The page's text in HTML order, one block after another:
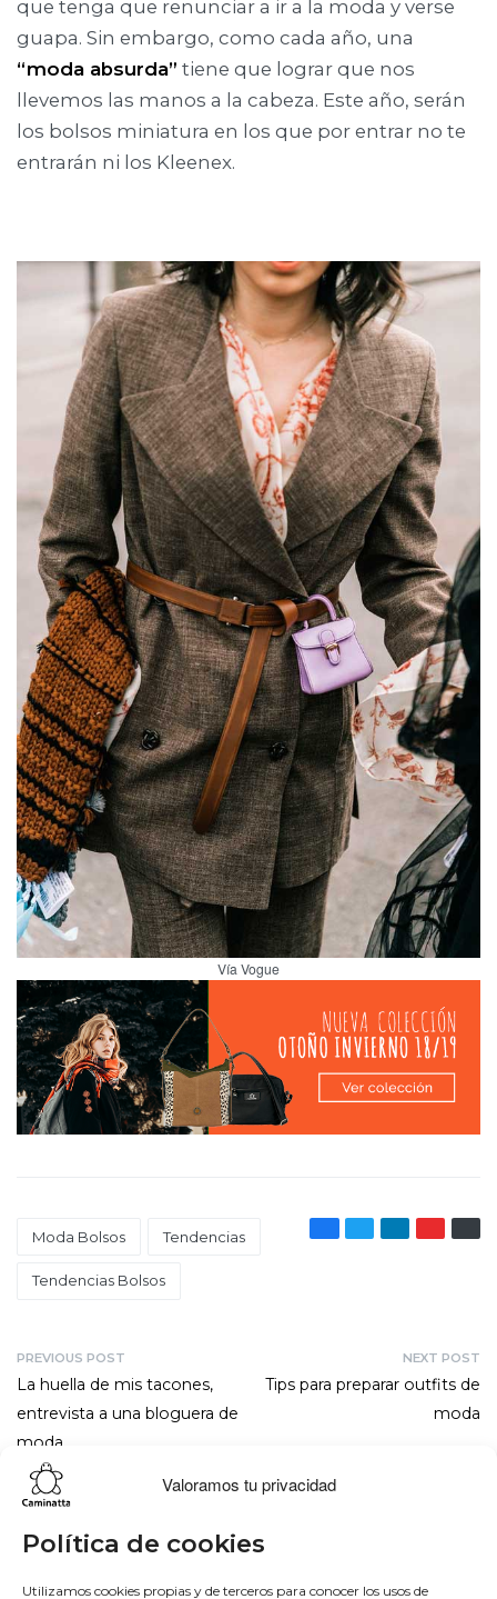
Valoramos tu privacidad
Política de cookies
Utilizamos cookies propias y de terceros para conocer los usos de
que tenga que renunciar a ir a la moda y verse
guapa. Sin embargo, como cada año, una
“moda absurda” tiene que lograr que nos
llevemos las manos a la cabeza. Este año, serán
los bolsos miniatura en los que por entrar no te
entrarán ni los Kleenex.
Vía Vogue
Moda Bolsos Tendencias
Tendencias Bolsos
PREVIOUS POST
La huella de mis tacones,
entrevista a una bloguera de
moda
NEXT POST
Tips para preparar outfits de
moda
Bowling Sobre nosotros Facebook